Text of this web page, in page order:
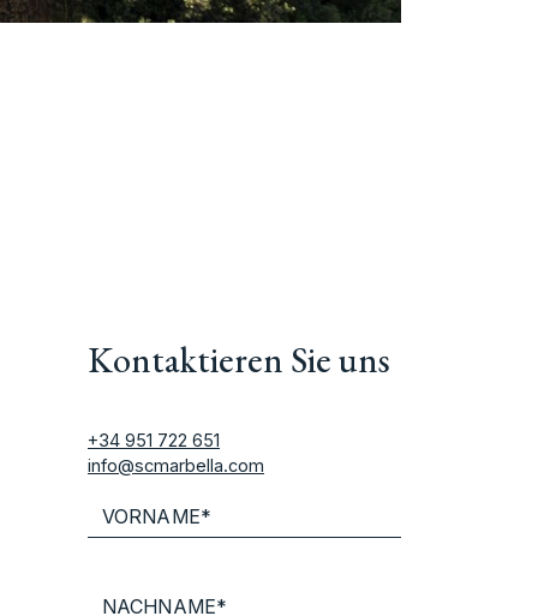
Kontaktieren Sie uns
+34 951 722 651
info@scmarbella.com